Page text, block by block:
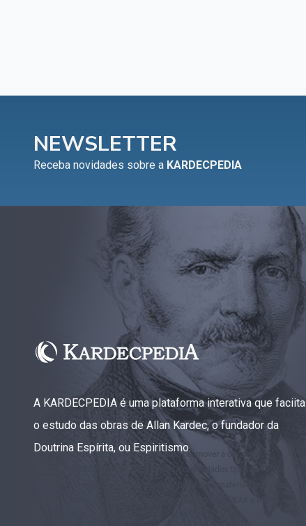
NEWSLETTER
Receba novidades sobre a KARDECPEDIA
A KARDECPEDIA é uma plataforma interativa que faciita
o estudo das obras de Allan Kardec, o fundador da
Doutrina Espírita, ou Espiritismo.